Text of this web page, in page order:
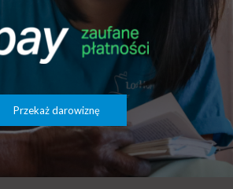
Przekaż darowiznę